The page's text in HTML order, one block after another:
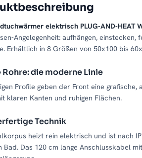
elektrisch PLUG-AND-HEAT
Angelegenheit: aufhängen, einstecken,
Erhältlich in 8 Größen von 50x100 bis
Rohre: die moderne Linie
Profile geben der Front eine
klaren Kanten und ruhigen Flächen.
Technik
heizt rein elektrisch und ist nach
Bad. Das 120 cm lange Anschlusskabel